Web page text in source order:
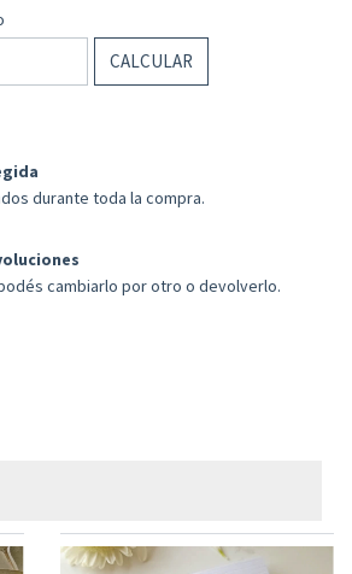
CALCULAR
durante toda la compra.
cambiarlo por otro o devolverlo.